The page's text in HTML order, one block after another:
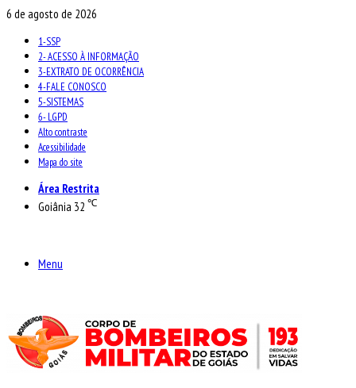
6 de agosto de 2026
1-SSP
2- ACESSO À INFORMAÇÃO
3-EXTRATO DE OCORRÊNCIA
4-FALE CONOSCO
5-SISTEMAS
6- LGPD
Alto contraste
Acessibilidade
Mapa do site
Área Restrita
Goiânia 32 ℃
Menu